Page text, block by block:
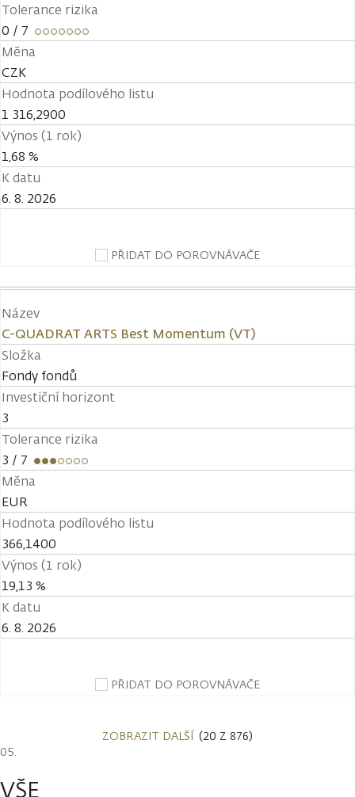
Tolerance rizika
0 / 7
Měna
CZK
Hodnota podílového listu
1 316,2900
Výnos (1 rok)
1,68 %
K datu
6. 8. 2026
PŘIDAT DO POROVNÁVAČE
Název
C-QUADRAT ARTS Best Momentum (VT)
Složka
Fondy fondů
Investiční horizont
3
Tolerance rizika
3 / 7
Měna
EUR
Hodnota podílového listu
366,1400
Výnos (1 rok)
19,13 %
K datu
6. 8. 2026
PŘIDAT DO POROVNÁVAČE
ZOBRAZIT DALŠÍ (20 Z 876)
VŠE